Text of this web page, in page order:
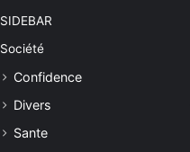
SIDEBAR
Société
Confidence
Divers
Sante